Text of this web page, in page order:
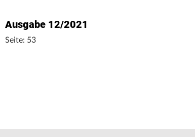
Ausgabe 12/2021
Seite: 53